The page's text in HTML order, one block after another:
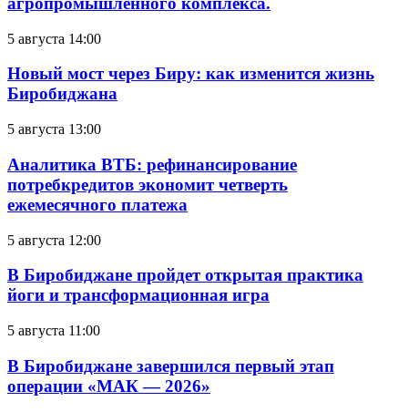
5 августа 14:00
Новый мост через Биру: как изменится жизнь
Биробиджана
5 августа 13:00
Аналитика ВТБ: рефинансирование
потребкредитов экономит четверть
ежемесячного платежа
5 августа 12:00
В Биробиджане пройдет открытая практика
йоги и трансформационная игра
5 августа 11:00
В Биробиджане завершился первый этап
операции «МАК — 2026»